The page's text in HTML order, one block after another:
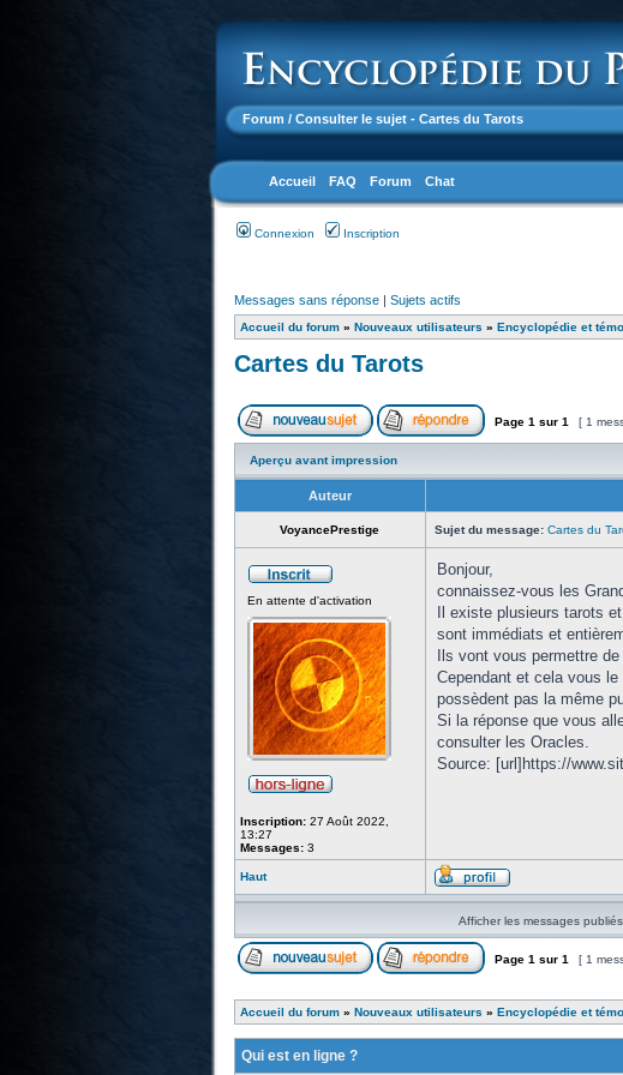
Forum / Consulter le sujet - Cartes du Tarots
Accueil FAQ Forum Chat
Connexion Inscription
Messages sans réponse| Sujets actifs
Accueil du forum» Nouveaux utilisateurs » Encyclopédie et
Cartes du Tarots
Page 1 sur 1 [ 1
Aperçu avant impression
Auteur
VoyancePrestige Sujet du message: Cartes du
En attente d'activation
Inscription:27 Août 2022,
13:27
Messages:3
Bonjour,
connaissez-vous les
Il existe plusieurs tarots
sont immédiats et
Ils vont vous permettre
Cependant et cela vous
possèdent pas la même
Si la réponse que vous
consulter les Oracles.
Source: [url]https://
Haut
Afficher les messages
Page 1 sur 1 [ 1
Accueil du forum» Nouveaux utilisateurs » Encyclopédie et
Qui est en ligne ?